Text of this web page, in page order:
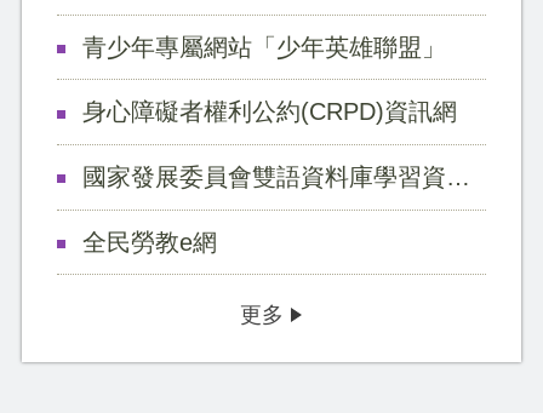
青少年專屬網站「少年英雄聯盟」
身心障礙者權利公約(CRPD)資訊網
國家發展委員會雙語資料庫學習資源網
全民勞教e網
更多